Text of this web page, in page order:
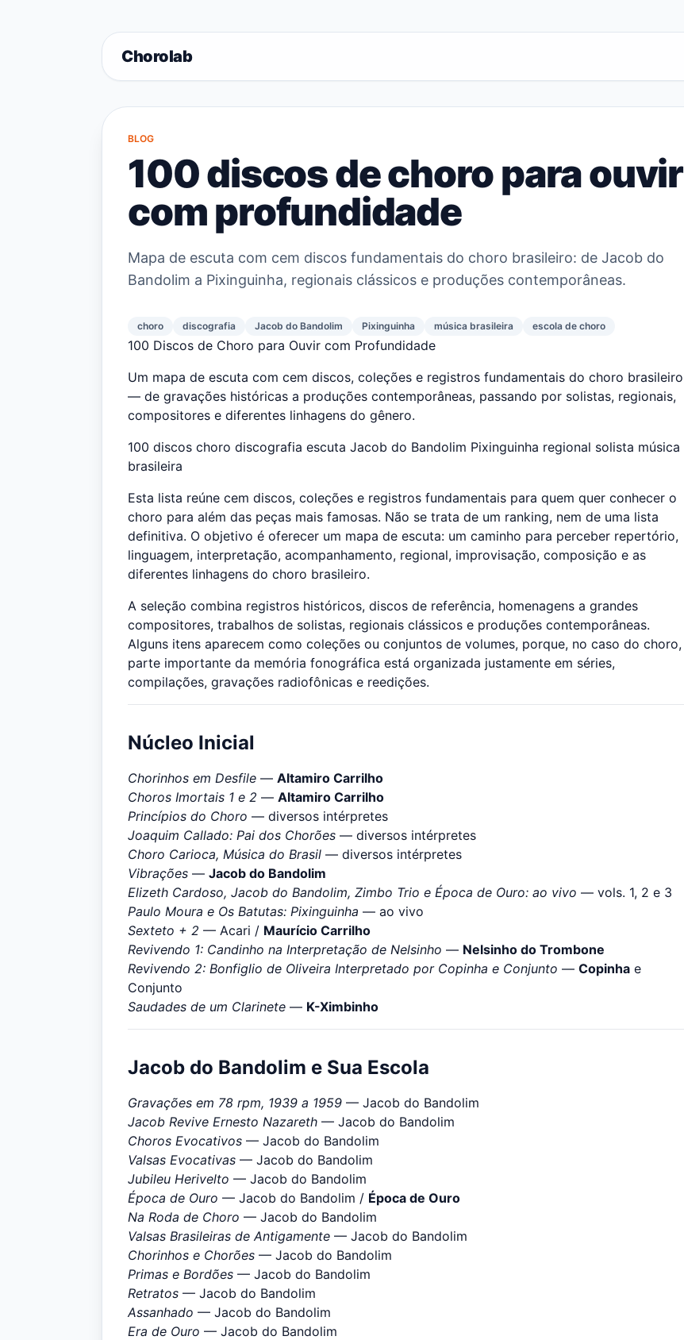
Chorolab
BLOG
100 discos de choro para ouvir
com profundidade
Mapa de escuta com cem discos fundamentais do choro brasileiro: de Jacob do
Bandolim a Pixinguinha, regionais clássicos e produções contemporâneas.
choro discografia Jacob do Bandolim Pixinguinha música brasileira escola de choro
100 Discos de Choro para Ouvir com Profundidade
Um mapa de escuta com cem discos, coleções e registros fundamentais do choro brasileiro
— de gravações históricas a produções contemporâneas, passando por solistas, regionais,
compositores e diferentes linhagens do gênero.
100 discos choro discografia escuta Jacob do Bandolim Pixinguinha regional solista música
brasileira
Esta lista reúne cem discos, coleções e registros fundamentais para quem quer conhecer o
choro para além das peças mais famosas. Não se trata de um ranking, nem de uma lista
definitiva. O objetivo é oferecer um mapa de escuta: um caminho para perceber repertório,
linguagem, interpretação, acompanhamento, regional, improvisação, composição e as
diferentes linhagens do choro brasileiro.
A seleção combina registros históricos, discos de referência, homenagens a grandes
compositores, trabalhos de solistas, regionais clássicos e produções contemporâneas.
Alguns itens aparecem como coleções ou conjuntos de volumes, porque, no caso do choro,
parte importante da memória fonográfica está organizada justamente em séries,
compilações, gravações radiofônicas e reedições.
Núcleo Inicial
Chorinhos em Desfile — Altamiro Carrilho
Choros Imortais 1 e 2 — Altamiro Carrilho
Princípios do Choro — diversos intérpretes
Joaquim Callado: Pai dos Chorões — diversos intérpretes
Choro Carioca, Música do Brasil — diversos intérpretes
Vibrações — Jacob do Bandolim
Elizeth Cardoso, Jacob do Bandolim, Zimbo Trio e Época de Ouro: ao vivo — vols. 1, 2 e 3
Paulo Moura e Os Batutas: Pixinguinha — ao vivo
Sexteto + 2 — Acari / Maurício Carrilho
Revivendo 1: Candinho na Interpretação de Nelsinho — Nelsinho do Trombone
Revivendo 2: Bonfiglio de Oliveira Interpretado por Copinha e Conjunto — Copinha e
Conjunto
Saudades de um Clarinete — K-Ximbinho
Jacob do Bandolim e Sua Escola
Gravações em 78 rpm, 1939 a 1959 — Jacob do Bandolim
Jacob Revive Ernesto Nazareth — Jacob do Bandolim
Choros Evocativos — Jacob do Bandolim
Valsas Evocativas — Jacob do Bandolim
Jubileu Herivelto — Jacob do Bandolim
Época de Ouro — Jacob do Bandolim / Época de Ouro
Na Roda de Choro — Jacob do Bandolim
Valsas Brasileiras de Antigamente — Jacob do Bandolim
Chorinhos e Chorões — Jacob do Bandolim
Primas e Bordões — Jacob do Bandolim
Retratos — Jacob do Bandolim
Assanhado — Jacob do Bandolim
Era de Ouro — Jacob do Bandolim